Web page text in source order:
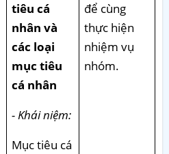
tiêu cá
nhân và
các loại
mục tiêu
cá nhân
- Khái niệm:
Mục tiêu cá
để cùng
thực hiện
nhiệm vụ
nhóm.